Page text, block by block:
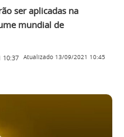
ser aplicadas na
mundial de
10:37 Atualizado 13/09/2021 10:45